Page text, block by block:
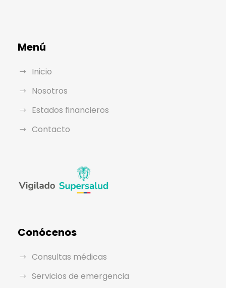
Menú
Inicio
Nosotros
Estados financieros
Contacto
Conócenos
Consultas médicas
Servicios de emergencia